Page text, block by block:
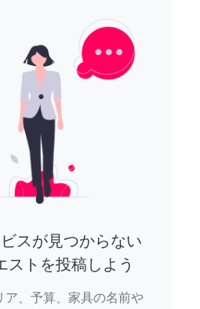
スが見つからない
ストを投稿しよう
ア、予算、家具の名前や